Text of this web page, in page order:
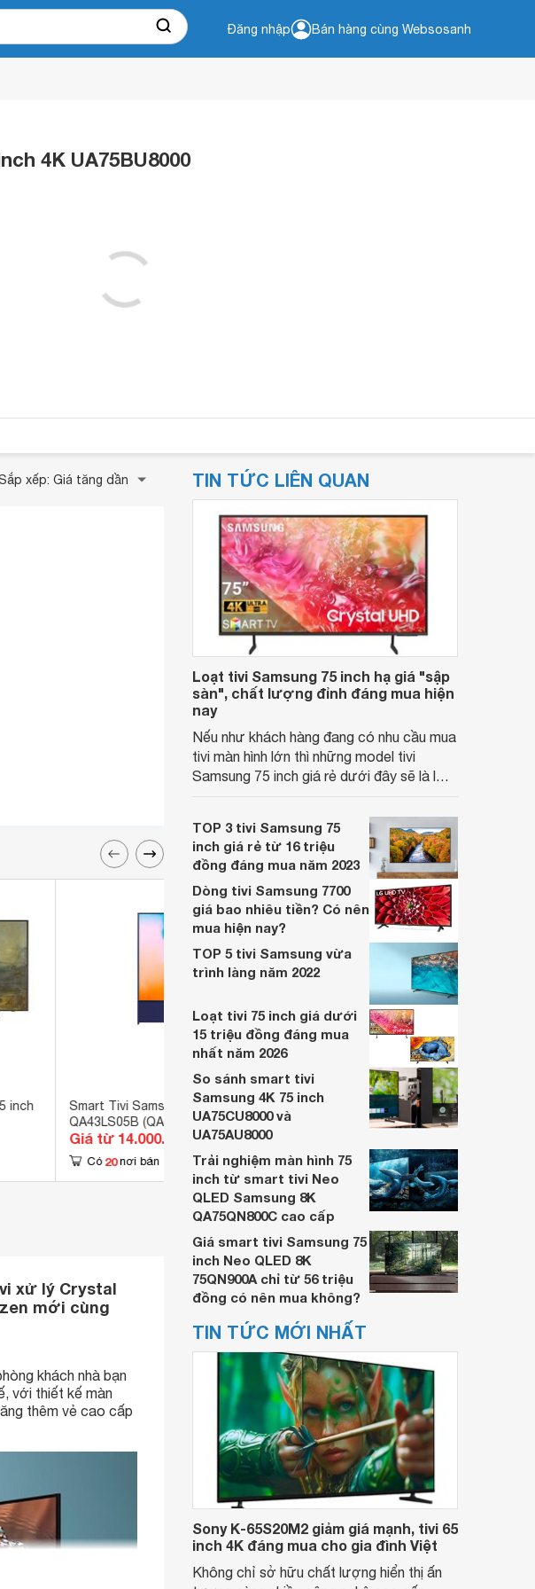
Đăng nhập Bán hàng cùng Websosanh
4K UA75BU8000
xếp: Giá tăng dần
inch
Smart Tivi Samsung 43 inch 4K
QA43LS05B (QA43LS05BA)
Giá từ 14.000.000 đ
Có 20 nơi bán
Tivi Smart Samsung 70 inch 4K
UA70RU7200
Có 12 nơi bán
xử lý Crystal
mới cùng
khách nhà bạn
với thiết kế màn
thêm vẻ cao cấp
TIN TỨC LIÊN QUAN
Loạt tivi Samsung 75 inch hạ giá "sập
sàn", chất lượng đỉnh đáng mua hiện
nay
Nếu như khách hàng đang có nhu cầu mua
tivi màn hình lớn thì những model tivi
Samsung 75 inch giá rẻ dưới đây sẽ là lựa
hợp lý rất đáng cân nhắc trên thị trường
hiện nay.
TOP 3 tivi Samsung 75
inch giá rẻ từ 16 triệu
đồng đáng mua năm 2023
Dòng tivi Samsung 7700
giá bao nhiêu tiền? Có nên
mua hiện nay?
TOP 5 tivi Samsung vừa
trình làng năm 2022
Loạt tivi 75 inch giá dưới
15 triệu đồng đáng mua
nhất năm 2026
So sánh smart tivi
Samsung 4K 75 inch
UA75CU8000 và
UA75AU8000
Trải nghiệm màn hình 75
inch từ smart tivi Neo
QLED Samsung 8K
QA75QN800C cao cấp
Giá smart tivi Samsung 75
inch Neo QLED 8K
75QN900A chỉ từ 56 triệu
đồng có nên mua không?
TIN TỨC MỚI NHẤT
Sony K-65S20M2 giảm giá mạnh, tivi 65
inch 4K đáng mua cho gia đình Việt
Không chỉ sở hữu chất lượng hiển thị ấn